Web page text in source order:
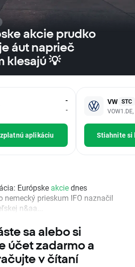
akcie prudko
áut naprieč
klesajú 💡
-
-
aplikáciu
VW STC
Stiahnite si
Európske akciednes
nemecký prieskum IFO naznačil
n&aa...
sa alebo si
účet zadarmo a
v čítaní